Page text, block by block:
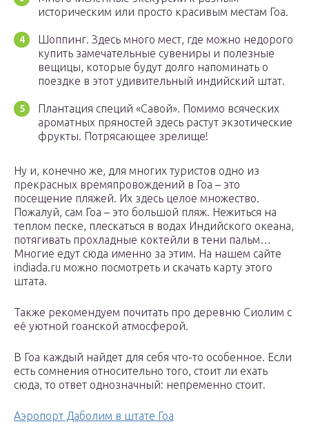
историческим или просто красивым местам Гоа.
Шоппинг. Здесь много мест, где можно недорого
купить замечательные сувениры и полезные
вещицы, которые будут долго напоминать о
поездке в этот удивительный индийский штат.
Плантация специй «Савой». Помимо всяческих
ароматных пряностей здесь растут экзотические
фрукты. Потрясающее зрелище!
Ну и, конечно же, для многих туристов одно из
прекрасных времяпровождений в Гоа – это
посещение пляжей. Их здесь целое множество.
Пожалуй, сам Гоа – это большой пляж. Нежиться на
теплом песке, плескаться в водах Индийского океана,
потягивать прохладные коктейли в тени пальм…
Многие едут сюда именно за этим. На нашем сайте
indiada.ru можно посмотреть и скачать карту этого
штата.
Также рекомендуем почитать про деревню Сиолим с
её уютной гоанской атмосферой.
В Гоа каждый найдет для себя что-то особенное. Если
есть сомнения относительно того, стоит ли ехать
сюда, то ответ однозначный: непременно стоит.
Аэропорт Даболим в штате Гоа